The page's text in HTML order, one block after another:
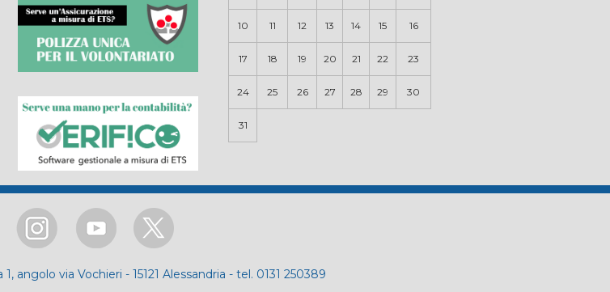
10 11 12 13 14 15 16
17 18 19 20 21 22 23
24 25 26 27 28 29 30
31
angolo via Vochieri - 15121 Alessandria - tel. 0131 250389